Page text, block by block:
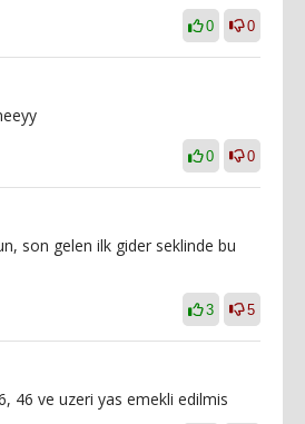
0 0
0 0
son gelen ilk gider seklinde bu
3 5
46 ve uzeri yas emekli edilmis